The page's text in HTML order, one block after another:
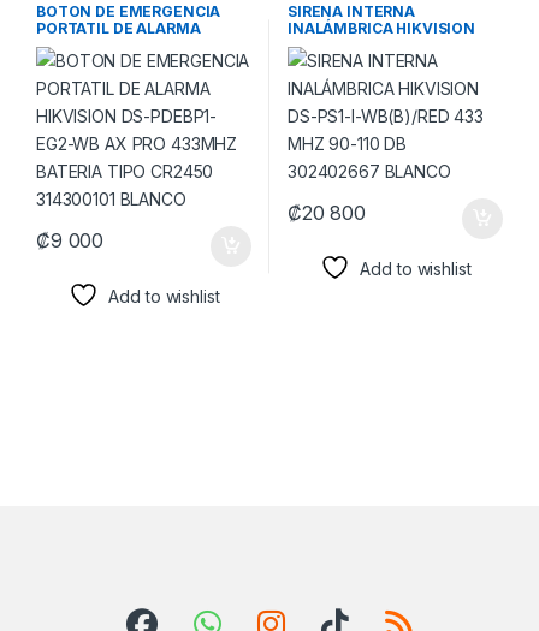
BOTON DE EMERGENCIA
PORTATIL DE ALARMA
HIKVISION DS-PDEBP1-EG2-
WB AX PRO 433MHZ BATERIA
TIPO CR2450 314300101
BLANCO
₡9 000
Add to wishlist
SIRENA INTERNA
INALÁMBRICA HIKVISION
DS-PS1-I-WB(B)/RED 433
MHZ 90-110 DB 302402667
BLANCO
₡20 800
Add to wishlist